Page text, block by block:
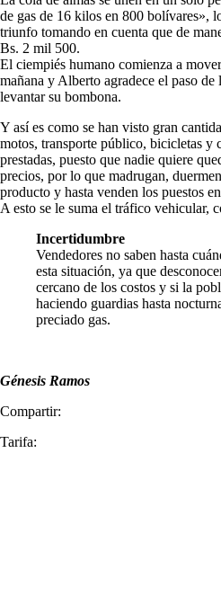
de gas de 16 kilos en 800 bolívares»,
triunfo tomando en cuenta que de
Bs. 2 mil 500.
El ciempiés humano comienza a
mañana y Alberto agradece el paso de
levantar su bombona.
Y así es como se han visto gran
motos, transporte público, bicicletas y
prestadas, puesto que nadie quiere
precios, por lo que madrugan,
producto y hasta venden los puestos
A esto se le suma el tráfico vehicular,
Incertidumbre
Vendedores no saben hasta
esta situación, ya que
cercano de los costos y si la
haciendo guardias hasta
preciado gas.
Génesis Ramos
Compartir:
Tarifa: